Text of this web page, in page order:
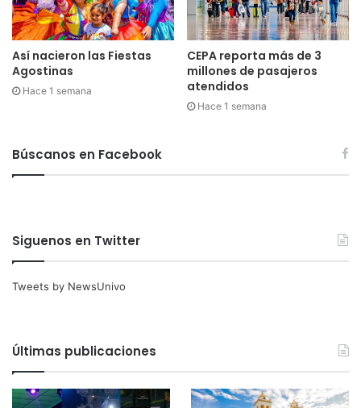
Así nacieron las Fiestas
Agostinas
Hace 1 semana
CEPA reporta más de 3
millones de pasajeros
atendidos
Hace 1 semana
Búscanos en Facebook
Siguenos en Twitter
Tweets by NewsUnivo
Últimas publicaciones